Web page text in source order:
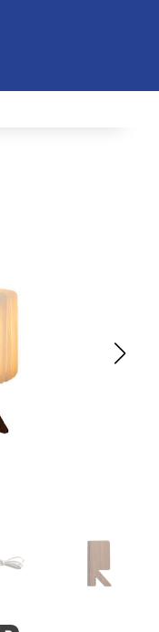
& Vedlikehold